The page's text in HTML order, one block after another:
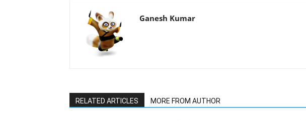
Ganesh Kumar
RELATED ARTICLES MORE FROM AUTHOR